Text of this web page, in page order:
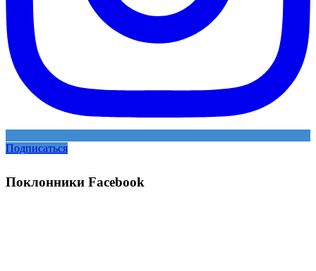
Подписаться
Поклонники Facebook